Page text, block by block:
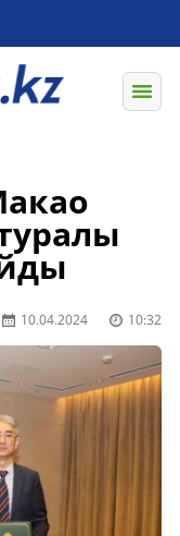
10.04.2024 10:32